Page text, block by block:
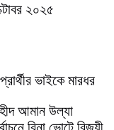
২০২৫
ভাইকে মারধর
আমান উল্যা